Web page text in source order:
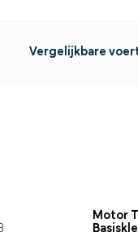
Vergelijkbare
Motor